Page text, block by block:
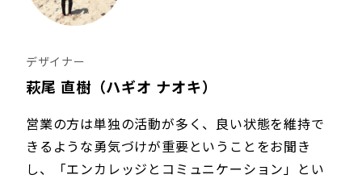
デザイナー
萩尾 直樹（ハギオ ナオキ）
営業の方は単独の活動が多く、良い状態を維持で
きるような勇気づけが重要ということをお聞き
し、「エンカレッジとコミュニケーション」とい